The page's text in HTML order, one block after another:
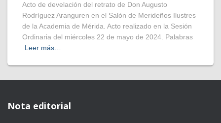
Acto de develación del retrato de Don Augusto
Rodríguez Aranguren en el Salón de Merideños Ilustres
de la Academia de Mérida. Acto realizado en la Sesión
Ordinaria del miércoles 22 de mayo de 2024. Palabras
Leer más…
Nota editorial